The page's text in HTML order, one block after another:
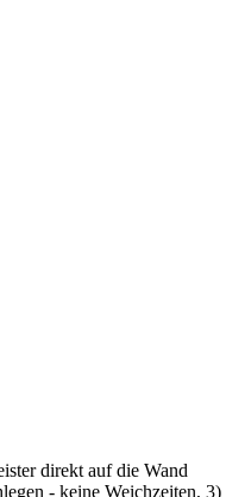
direkt auf die Wand
- keine Weichzeiten, 3)